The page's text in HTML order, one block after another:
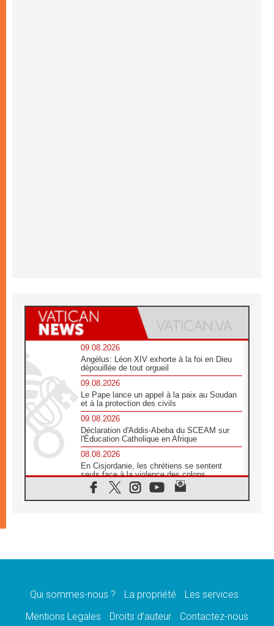
09.08.2026
Angélus: Léon XIV exhorte à la foi en Dieu
dépouillée de tout orgueil
09.08.2026
Le Pape lance un appel à la paix au Soudan
et à la protection des civils
09.08.2026
Déclaration d'Addis-Abeba du SCEAM sur
l'Éducation Catholique en Afrique
08.08.2026
En Cisjordanie, les chrétiens se sentent
seuls face à la violence des colons
08.08.2026
Léon XIV au sanctuaire de Notre Dame du
08.08.2026
08.08.2026
catholiques
Qui sommes-nous ? La propriété
Les services
Mentions Legales
Droits d’auteur Contactez-nous